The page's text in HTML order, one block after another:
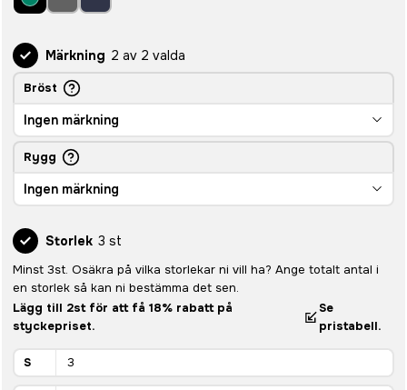
Märkning 2 av 2 valda
Bröst
Ingen märkning
Rygg
Ingen märkning
Storlek 3 st
Minst 3st. Osäkra på vilka storlekar ni vill ha? Ange totalt antal i
en storlek så kan ni bestämma det sen.
Lägg till 2st för att få 18% rabatt på
styckepriset.
Se
pristabell.
S